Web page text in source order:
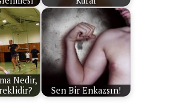
Nedir,
Sen Bir Enkazsın!